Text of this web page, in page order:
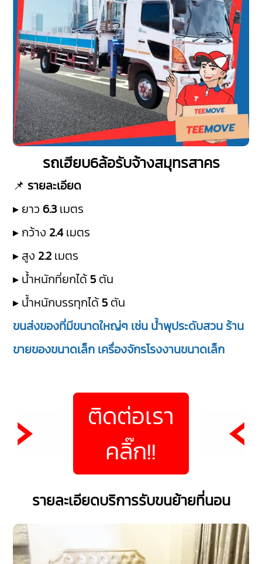
รถเฮียบ6ล้อรับจ้างสมุทรสาคร
📌 รายละเอียด
▸ ยาว 6.3 เมตร
▸ กว้าง 2.4 เมตร
▸ สูง 2.2 เมตร
▸ น้ำหนักที่ยกได้ 5 ตัน
▸ น้ำหนักบรรทุกได้ 5 ตัน
ขนส่งของที่มีขนาดใหญ่ๆ เช่น น้ำพุประดับสวน ร้าน
ขายของขนาดเล็ก เครื่องจักรโรงงานขนาดเล็ก
ติดต่อเรา
คลิ๊ก!!
รายละเอียดบริการรับขนย้ายที่นอน